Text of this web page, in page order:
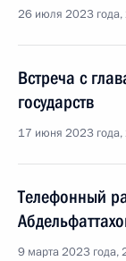
26 июля 2023 года,
Встреча с
государств
17 июня 2023
Телефонный
9 марта 2023 года,